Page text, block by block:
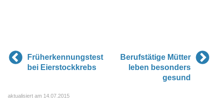
Früherkennungstest
bei Eierstockkrebs
Berufstätige Mütter
leben besonders
gesund
aktualisiert am 14.07.2015